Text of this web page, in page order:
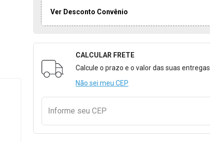
Ver Desconto Convênio
Formulário para Calcular o Frete
CALCULAR FRETE
Calcule o prazo e o valor das suas entregas
Não sei meu CEP
Informe seu CEP